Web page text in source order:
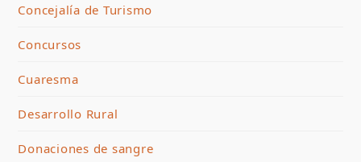
Concejalía de Turismo
Concursos
Cuaresma
Desarrollo Rural
Donaciones de sangre